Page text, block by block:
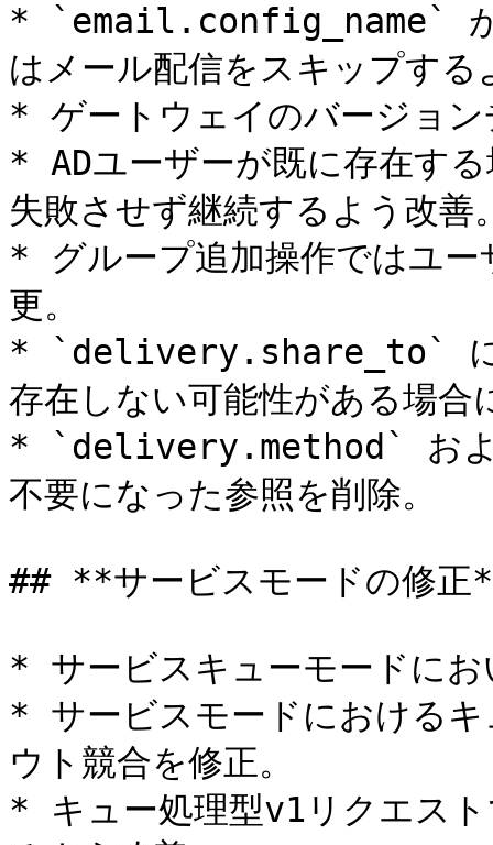
* `email.config_name` が
はメール配信をスキップする
* ゲートウェイのバージョン
* ADユーザーが既に存在する
失敗させず継続するよう改善
* グループ追加操作ではユー
更。
* `delivery.share_to` に指
存在しない可能性がある場合
* `delivery.method` お
不要になった参照を削除。
## **サービスモードの修正
* サービスキューモードにお
* サービスモードにおける
ウト競合を修正。
* キュー処理型v1リクエスト